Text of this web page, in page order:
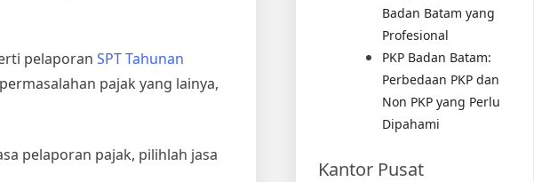
pelaporan SPT Tahunan
pajak yang lainya,
pelaporan pajak, pilihlah jasa
Badan Batam yang
Profesional
PKP Badan Batam:
Perbedaan PKP dan
Non PKP yang Perlu
Dipahami
Kantor Pusat